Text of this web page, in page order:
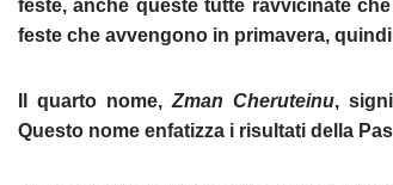
feste, anche queste tutte ravvicinate
feste che avvengono in primavera,
Il quarto nome, Zman Cheruteinu,
Questo nome enfatizza i risultati della